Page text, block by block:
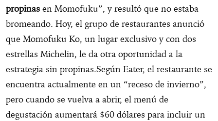
propinas en Momofuku”, y resultó que no estaba
bromeando. Hoy, el grupo de restaurantes anunció
que Momofuku Ko, un lugar exclusivo y con dos
estrellas Michelin, le da otra oportunidad a la
estrategia sin propinas.Según Eater, el restaurante se
encuentra actualmente en un “receso de invierno”,
pero cuando se vuelva a abrir, el menú de
degustación aumentará $60 dólares para incluir un